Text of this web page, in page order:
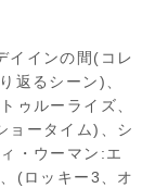
イインの間(コレ
返るシーン)、
ゥルーライズ、
ョータイム)、シ
・ウーマン:エ
(ロッキー3、オ